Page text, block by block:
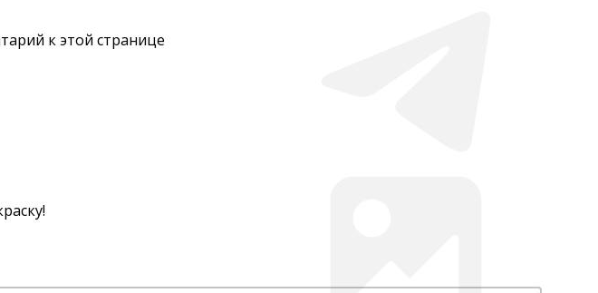
к этой странице